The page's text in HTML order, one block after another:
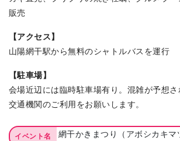
販売
【アクセス】
山陽網干駅から無料のシャトルバスを運行
【駐車場】
会場近辺には臨時駐車場有り。混雑が予想
交通機関のご利用をお願いします。
イベント名 網干かきまつり（アボシカキマ